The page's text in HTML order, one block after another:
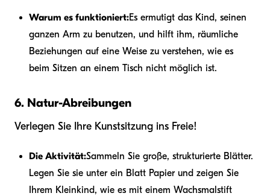
Warum es funktioniert:Es ermutigt das Kind, seinen
ganzen Arm zu benutzen, und hilft ihm, räumliche
Beziehungen auf eine Weise zu verstehen, wie es
beim Sitzen an einem Tisch nicht möglich ist.
6. Natur-Abreibungen
Verlegen Sie Ihre Kunstsitzung ins Freie!
Die Aktivität:Sammeln Sie große, strukturierte Blätter.
Legen Sie sie unter ein Blatt Papier und zeigen Sie
Ihrem Kleinkind, wie es mit einem Wachsmalstift